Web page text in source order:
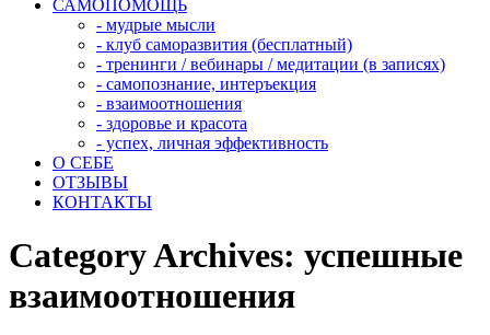
САМОПОМОЩЬ
- мудрые мысли
- клуб саморазвития (бесплатный)
- тренинги / вебинары / медитации (в записях)
- самопознание, интеръекция
- взаимоотношения
- здоровье и красота
- успех, личная эффективность
О СЕБЕ
ОТЗЫВЫ
КОНТАКТЫ
Category Archives: успешные
взаимоотношения